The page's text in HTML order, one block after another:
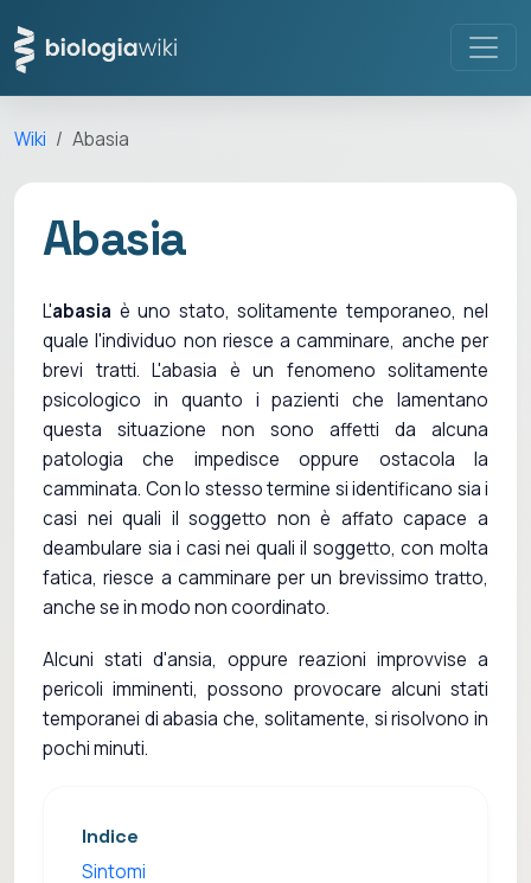
Wiki Abasia
Abasia
L'abasia è uno stato, solitamente temporaneo, nel
quale l'individuo non riesce a camminare, anche per
brevi tratti. L'abasia è un fenomeno solitamente
psicologico in quanto i pazienti che lamentano
questa situazione non sono affetti da alcuna
patologia che impedisce oppure ostacola la
camminata. Con lo stesso termine si identificano sia i
casi nei quali il soggetto non è affato capace a
deambulare sia i casi nei quali il soggetto, con molta
fatica, riesce a camminare per un brevissimo tratto,
anche se in modo non coordinato.
Alcuni stati d'ansia, oppure reazioni improvvise a
pericoli imminenti, possono provocare alcuni stati
temporanei di abasia che, solitamente, si risolvono in
pochi minuti.
Indice
Sintomi